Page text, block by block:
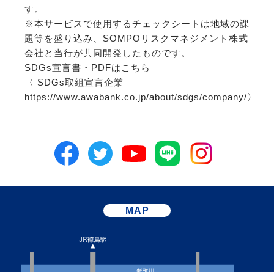
す。
※本サービスで使用するチェックシートは地域の課
題等を盛り込み、SOMPOリスクマネジメント株式
会社と当行が共同開発したものです。
SDGs宣言書・PDFはこちら
〈 SDGs取組宣言企業
https://www.awabank.co.jp/about/sdgs/company/〉
MAP